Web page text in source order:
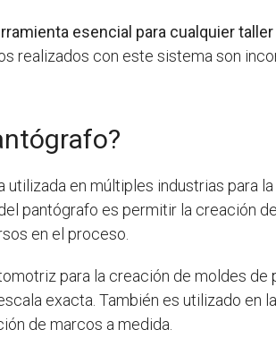
esencial para cualquier
realizados con este sistema son
utilizada en múltiples industrias para
pantógrafo es permitir la creación
en el proceso.
para la creación de moldes
exacta. También es utilizado en
de marcos a medida.